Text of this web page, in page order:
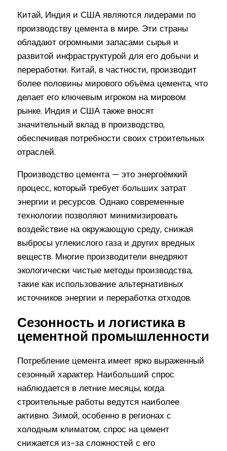
Китай, Индия и США являются лидерами по
производству цемента в мире. Эти страны
обладают огромными запасами сырья и
развитой инфраструктурой для его добычи и
переработки. Китай, в частности, производит
более половины мирового объёма цемента, что
делает его ключевым игроком на мировом
рынке. Индия и США также вносят
значительный вклад в производство,
обеспечивая потребности своих строительных
отраслей.
Производство цемента — это энергоёмкий
процесс, который требует больших затрат
энергии и ресурсов. Однако современные
технологии позволяют минимизировать
воздействие на окружающую среду, снижая
выбросы углекислого газа и других вредных
веществ. Многие производители внедряют
экологически чистые методы производства,
такие как использование альтернативных
источников энергии и переработка отходов.
Сезонность и логистика в
цементной промышленности
Потребление цемента имеет ярко выраженный
сезонный характер. Наибольший спрос
наблюдается в летние месяцы, когда
строительные работы ведутся наиболее
активно. Зимой, особенно в регионах с
холодным климатом, спрос на цемент
снижается из-за сложностей с его